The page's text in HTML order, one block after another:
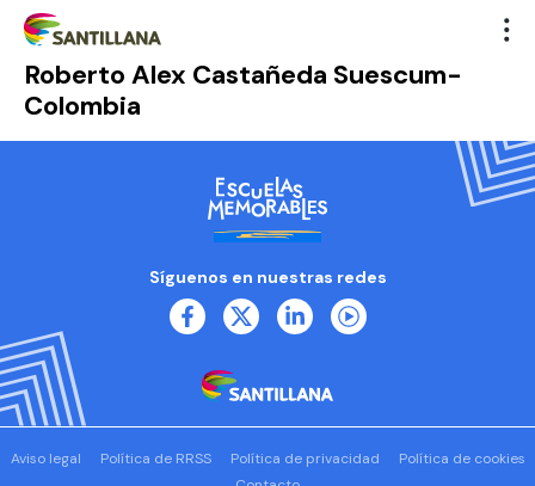
Roberto Alex Castañeda Suescum-
Colombia
Síguenos en nuestras redes
Aviso legal Política de RRSS Política de privacidad
Política de cookies